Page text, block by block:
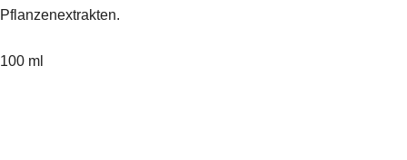
Pflanzenextrakten.
100 ml